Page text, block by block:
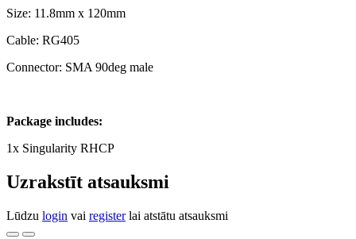
Size: 11.8mm x 120mm
Cable: RG405
Connector: SMA 90deg male
Package includes:
1x Singularity RHCP
Uzrakstīt atsauksmi
Lūdzu login vai registerlai atstātu atsauksmi